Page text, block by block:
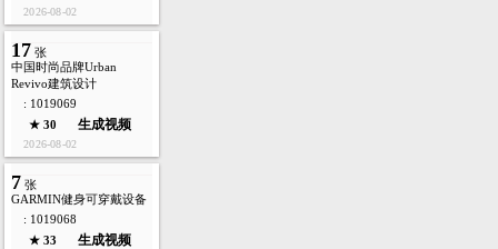
2026-08-02
17 张
中国时尚品牌Urban
Revivo建筑设计
: 1019069
★ 30
生成视频
2026-08-02
7 张
GARMIN健身可穿戴设备
: 1019068
★ 33
生成视频